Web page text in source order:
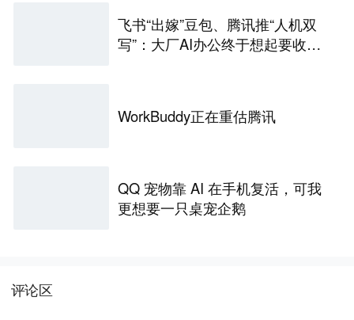
飞书“出嫁”豆包、腾讯推“人机双
写”：大厂AI办公终于想起要收费
WorkBuddy正在重估腾讯
QQ 宠物靠 AI 在手机复活，可我
更想要一只桌宠企鹅
评论区